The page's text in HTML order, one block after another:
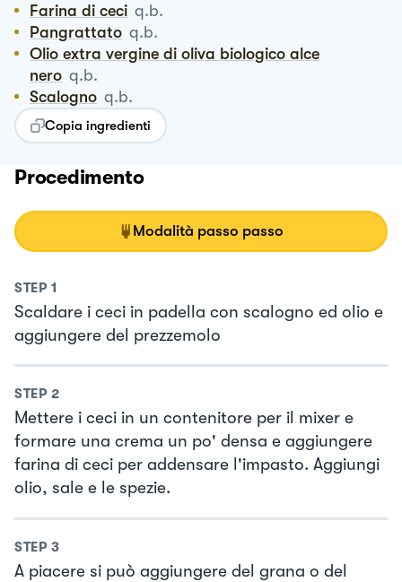
Farina di ceci q.b.
Pangrattato q.b.
Olio extra vergine di oliva biologico alce
nero q.b.
Scalogno q.b.
Copia ingredienti
Procedimento
Modalità passo passo
STEP 1
Scaldare i ceci in padella con scalogno ed olio e
aggiungere del prezzemolo
STEP 2
Mettere i ceci in un contenitore per il mixer e
formare una crema un po' densa e aggiungere
farina di ceci per addensare l'impasto. Aggiungi
olio, sale e le spezie.
STEP 3
A piacere si può aggiungere del grana o del